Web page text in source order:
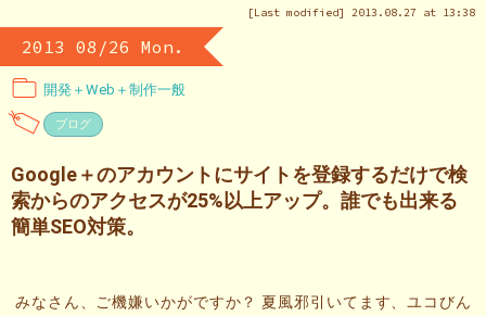
[Last modified] 2013.08.27 at 13:38
2013 08/26 Mon.
開発＋Web＋制作一般
ブログ
Google＋のアカウントにサイトを登録するだけで検
索からのアクセスが25%以上アップ。誰でも出来る
簡単SEO対策。
みなさん、ご機嫌いかがですか？ 夏風邪引いてます、ユコびん